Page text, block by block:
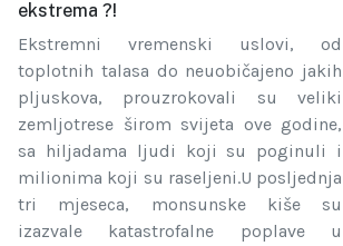
ekstrema ?!
Ekstremni vremenski uslovi, od
toplotnih talasa do neuobičajeno jakih
pljuskova, prouzrokovali su veliki
zemljotrese širom svijeta ove godine,
sa hiljadama ljudi koji su poginuli i
milionima koji su raseljeni.U posljednja
tri mjeseca, monsunske kiše su
izazvale katastrofalne poplave u